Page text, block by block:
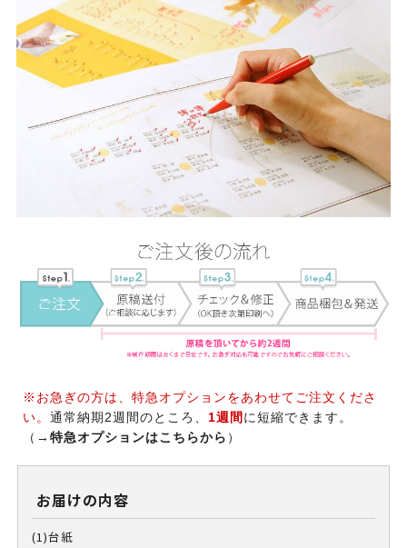
※お急ぎの方は、特急オプションをあわせてご注文くださ
い。 通常納期2週間のところ、 1週間 に短縮できます。
（ → 特急オプションはこちらから ）
お届けの内容
(1)台紙